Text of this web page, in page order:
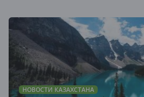
НОВОСТИ КАЗАХСТАНА